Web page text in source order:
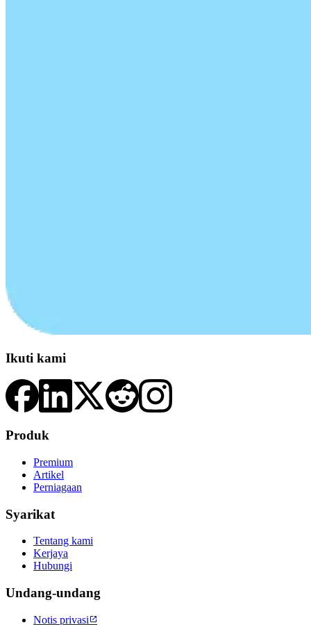
Ikuti kami
Produk
Premium
Artikel
Perniagaan
Syarikat
Tentang kami
Kerjaya
Hubungi
Undang-undang
Notis privasi 